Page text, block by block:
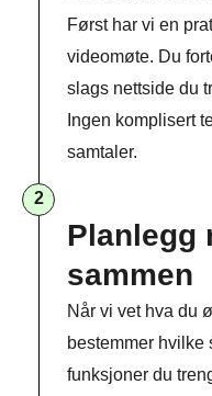
Først har vi en
videomøte. Du
slags nettside du
Ingen komplisert
samtaler.
2
Planlegg
sammen​
Når vi vet hva du
bestemmer hvilke
funksjoner du